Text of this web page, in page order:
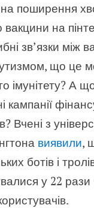
поширення
вакцини на
зв’язки між
що це
імунітету? А
кампанії
Вчені з
виявили,
ботів і
у 22 рази